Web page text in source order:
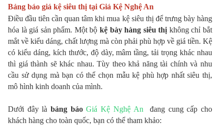
Bảng báo giá kệ siêu thị tạiGiá Kệ Nghệ An
Điều đầu tiên cần quan tâm khi mua kệ siêu thị để trưng bày hàng
hóa là giá sản phẩm. Một bộ kệ bày hàng siêu thịkhông chỉ bắt
mắt về kiểu dáng, chất lượng mà còn phải phù hợp về giá tiền. Kệ
có kiểu dáng, kích thước, độ dày, mâm tầng, tải trọng khác nhau
thì giá thành sẽ khác nhau. Tùy theo khả năng tài chính và nhu
cầu sử dụng mà bạn có thể chọn mẫu kệ phù hợp nhất siêu thị,
mô hình kinh doanh của mình.
Dưới đây làbảng báoGiá Kệ Nghệ An
đang cung cấp cho
khách hàng cho toàn quốc, bạn có thể tham khảo: